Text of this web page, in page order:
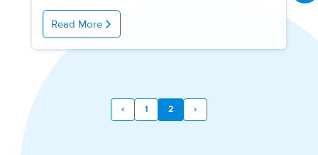
Read More
‹ 1 2 ›